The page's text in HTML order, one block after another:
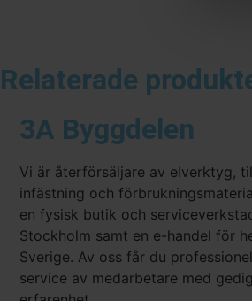
Relaterade
3A Byggdelen
Vi är återförsäljare av elverktyg,
infästning och
en fysisk butik och
Stockholm samt en e-handel för
Sverige. Av oss får du
service av medarbetare med